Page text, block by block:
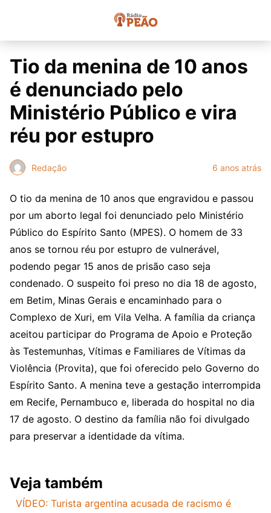
Tio da menina de 10 anos
é denunciado pelo
Ministério Público e vira
réu por estupro
Redação 6 anos atrás
O tio da menina de 10 anos que engravidou e passou
por um aborto legal foi denunciado pelo Ministério
Público do Espírito Santo (MPES). O homem de 33
anos se tornou réu por estupro de vulnerável,
podendo pegar 15 anos de prisão caso seja
condenado. O suspeito foi preso no dia 18 de agosto,
em Betim, Minas Gerais e encaminhado para o
Complexo de Xuri, em Vila Velha. A família da criança
aceitou participar do Programa de Apoio e Proteção
às Testemunhas, Vítimas e Familiares de Vítimas da
Violência (Provita), que foi oferecido pelo Governo do
Espírito Santo. A menina teve a gestação interrompida
em Recife, Pernambuco e, liberada do hospital no dia
17 de agosto. O destino da família não foi divulgado
para preservar a identidade da vítima.
Veja também
VÍDEO: Turista argentina acusada de racismo é